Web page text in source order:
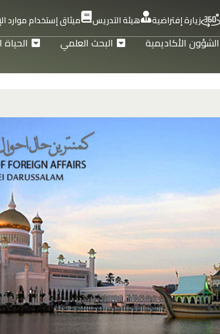
زيارة إفتراضية هيئة التدريس ميثاق إستخدام موارد
الحياة البحث العلمي الشؤون الأكاديمية